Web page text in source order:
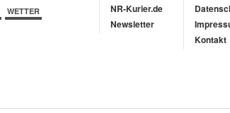
WETTER
NR-Kurier.de
Newsletter
Kontakt